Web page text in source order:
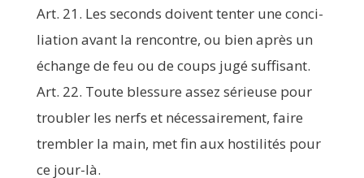
Art. 21. Les seconds doivent ten­ter une conci­
lia­tion avant la ren­contre, ou bien après un
échange de feu ou de coups jugé suffisant.
Art. 22. Toute bles­sure assez sérieuse pour
trou­bler les nerfs et néces­sai­re­ment, faire
trem­bler la main, met fin aux hos­ti­li­tés pour
ce jour-là.